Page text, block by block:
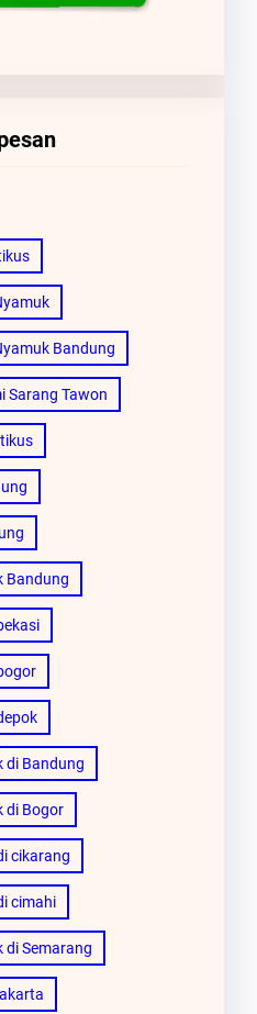
Bandung
Sarang Tawon
Bandung
di Bandung
di Bogor
cikarang
cimahi
di Semarang